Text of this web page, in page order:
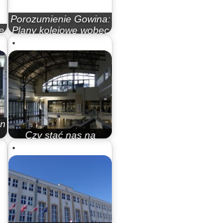
Porozumienie Gowina:
Plany kolejowe wobec
Czy stać nas na
posiadanie lotniska?